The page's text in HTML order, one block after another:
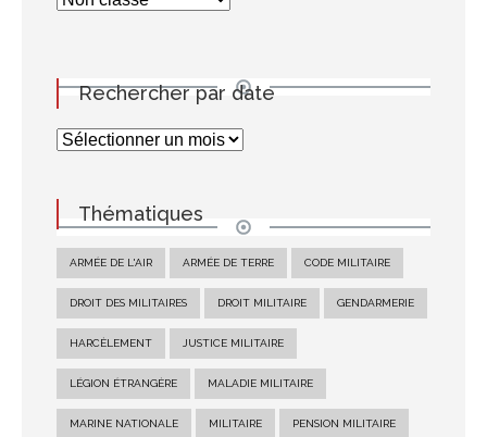
Rechercher par date
Thématiques
ARMÉE DE L'AIR ARMÉE DE TERRE CODE MILITAIRE
DROIT DES MILITAIRES DROIT MILITAIRE GENDARMERIE
HARCÈLEMENT JUSTICE MILITAIRE
LÉGION ÉTRANGÈRE MALADIE MILITAIRE
MARINE NATIONALE MILITAIRE PENSION MILITAIRE